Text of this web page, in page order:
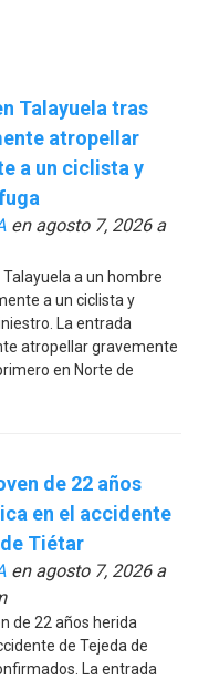
Talayuela tras
atropellar
a un ciclista y
en agosto 7, 2026 a
Talayuela a un hombre
a un ciclista y
La entrada
atropellar gravemente
en Norte de
de 22 años
en el accidente
Tiétar
en agosto 7, 2026 a
de 22 años herida
de Tejeda de
La entrada